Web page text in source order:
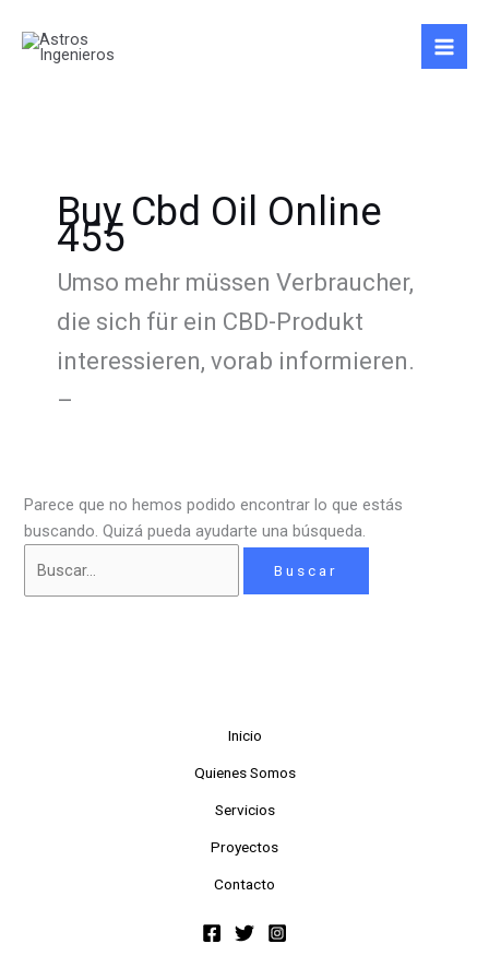
contenido
Buy Cbd Oil Online
455
Umso mehr müssen Verbraucher,
die sich für ein CBD-Produkt
interessieren, vorab informieren.
–
Parece que no hemos podido encontrar lo que estás
buscando. Quizá pueda ayudarte una búsqueda.
por:
Inicio
Quienes Somos
Servicios
Proyectos
Contacto